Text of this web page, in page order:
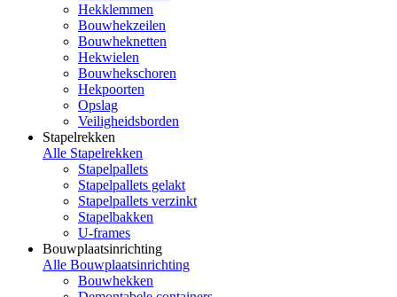
Hekklemmen
Bouwhekzeilen
Bouwheknetten
Hekwielen
Bouwhekschoren
Hekpoorten
Opslag
Veiligheidsborden
Stapelrekken
Alle Stapelrekken
Stapelpallets
Stapelpallets gelakt
Stapelpallets verzinkt
Stapelbakken
U-frames
Bouwplaatsinrichting
Alle Bouwplaatsinrichting
Bouwhekken